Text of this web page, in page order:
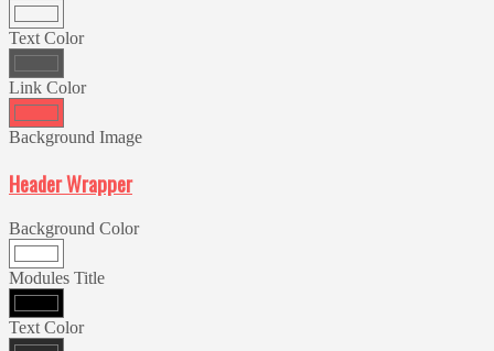
Text Color
Link Color
Background Image
Header Wrapper
Background Color
Modules Title
Text Color